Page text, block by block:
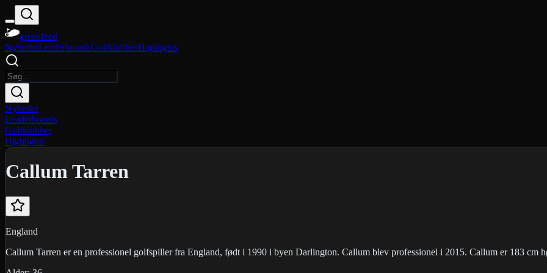
greenfeed
NyhederLeaderboardsGolfklubberHighlights
Nyheder
Leaderboards
Golfklubber
Highlights
Callum Tarren
England
Callum Tarren er en professionel golfspiller fra England, født i 1990 i byen Darlington. Callum blev professionel i 2015. Callum er 183 cm